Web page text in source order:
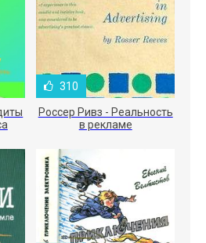
310
Россер Ривз - Реальность
в рекламе